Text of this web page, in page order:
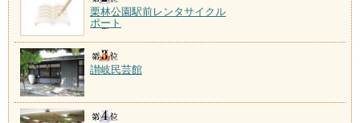
栗林公園駅前レンタサイクル
ポート
讃岐民芸館